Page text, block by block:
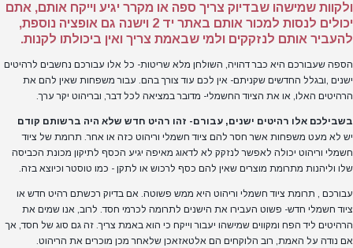
ולקוות שמישהו שבדיוק צריך ספה או מקרר יגיע וייקח אותם, אתם
יכולים לנסות למכור אותם באתר יד 2 וישנה גם אופציה נוספת,
להעביר אותם לנזקקים ולמי שבאמת צריך ואין ביכולתו לקנות.
הספה שעבורכם היא כבר דהויה, השולחן מלא שריטות- כל אלו עבורכם נחשבים לרהיטים
ישנים ,ובגלל החדשים שקניתם- אין לכם עוד צורך בהם. עבור משפחות שאין להם את
הרהיטים האלו, או את הציוד החשמלי- מדובר במציאה לכל דבר, ובריהוט יקר ערך.
בשבילכם אלו רהיטים ישנים, עבורם- זהו רהיט חדש שלא היה ברשותם קודם
יש לא מעט משפחות אשר חסר להם ציוד חשמלי וריהוט כזה או אחר. תרומת של ציוד
חשמלי וריהוט יכולה לאפשר לנזקק לא לדאוג מאיפה יגיע הכסף לתיקון מכונת הכביסה
שלו וליהנות מתרומת מוצרים שאין להם כסף לרכוש או לתקן - כמו טוסטר וכיוצא בזה.
עבורכם , תרומת ציוד חשמלי וריהוט היא ממש פשוטה. אם בדיוק רכשתם רהיט חדש או
ציוד חשמלי חדש- פשוט העבירו את הישנים לתרומה לכרמי חסד. לרוב, אנו שמים את
הרהיטים ליד הפח ומקווים שמישהו יעבור וייקח כי הוא באמת צריך. זה גם סוג של חסד, אך
אם נודה על האמת, רוב הלוקחים הם אלטאזאכן שלאחר מכן מוכרים את הריהוט.